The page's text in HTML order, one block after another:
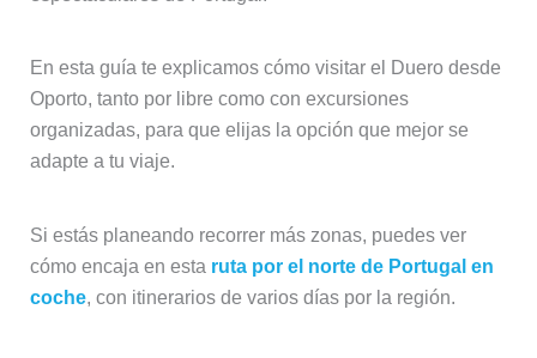
En esta guía te explicamos cómo visitar el Duero desde
Oporto, tanto por libre como con excursiones
organizadas, para que elijas la opción que mejor se
adapte a tu viaje.
Si estás planeando recorrer más zonas, puedes ver
cómo encaja en esta ruta por el norte de Portugal en
coche, con itinerarios de varios días por la región.